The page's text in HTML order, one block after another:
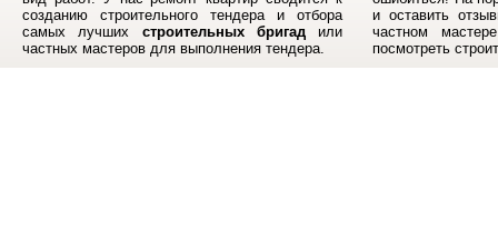
созданию строительного тендера и отбора
самых лучших строительных бригадили
частных мастеров для выполнения тендера.
и оставить
частном
посмотреть